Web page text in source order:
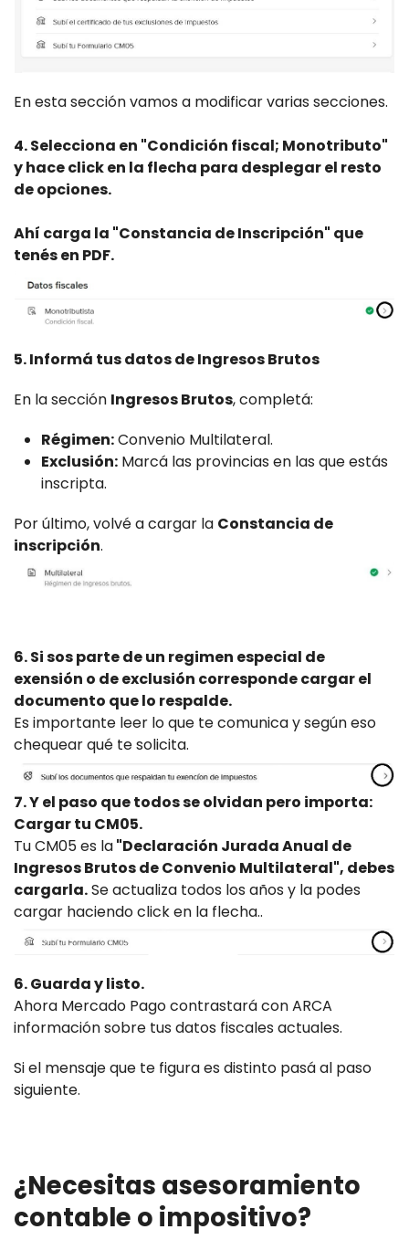
En esta sección vamos a modificar varias secciones.
4. Selecciona en "Condición fiscal; Monotributo"
y hace click en la flecha para desplegar el resto
de opciones.
Ahí carga la "Constancia de Inscripción" que
tenés en PDF.
5. Informá tus datos de Ingresos Brutos
En la sección Ingresos Brutos, completá:
Régimen:Convenio Multilateral.
Exclusión: Marcá las provincias en las que estás
inscripta.
Por último, volvé a cargar la Constancia de
inscripción.
6. Si sos parte de un regimen especial de
exensión o de exclusión corresponde cargar el
documento que lo respalde.
Es importante leer lo que te comunica y según eso
chequear qué te solicita.
7. Y el paso que todos se olvidan pero importa:
Cargar tu CM05.
Tu CM05 es la"Declaración Jurada Anual de
Ingresos Brutos de Convenio Multilateral", debes
cargarla.Se actualiza todos los años y la podes
cargar haciendo click en la flecha..
6. Guarda y listo.
Ahora Mercado Pago contrastará con ARCA
información sobre tus datos fiscales actuales.
Si el mensaje que te figura es distinto pasá al paso
siguiente.
¿Necesitas asesoramiento
contable o impositivo?